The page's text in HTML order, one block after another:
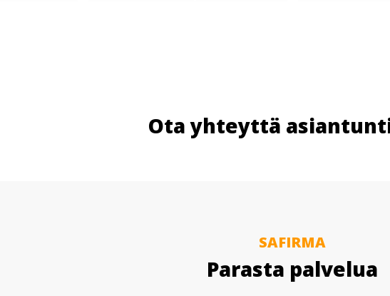
Ota yhteyttä
SAFIRMA
Parasta palvelua